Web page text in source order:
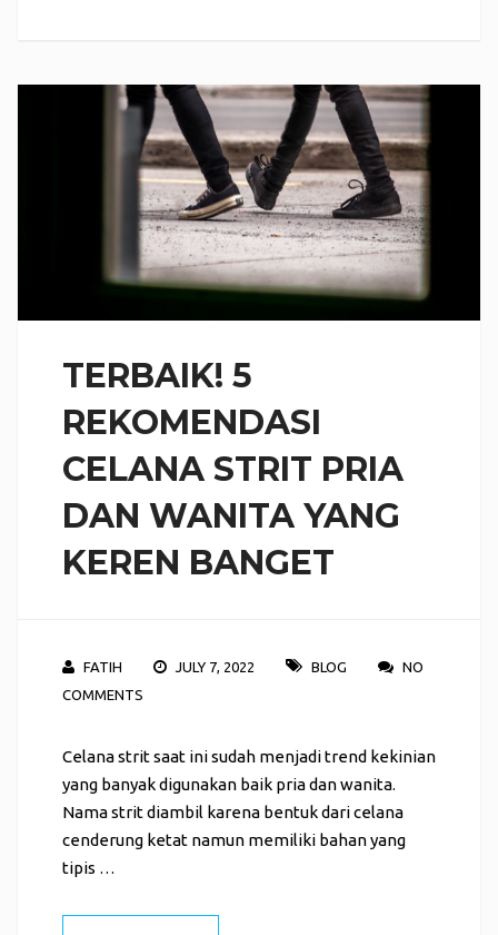
TERBAIK! 5
REKOMENDASI
CELANA STRIT PRIA
DAN WANITA YANG
KEREN BANGET
FATIH JULY 7, 2022 BLOG
NO
COMMENTS
Celana strit saat ini sudah menjadi trend kekinian
yang banyak digunakan baik pria dan wanita.
Nama strit diambil karena bentuk dari celana
cenderung ketat namun memiliki bahan yang
tipis …